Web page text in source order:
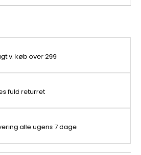
v. køb over 299
fuld returret
alle ugens 7 dage